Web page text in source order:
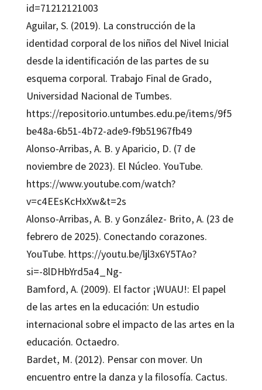
id=71212121003
Aguilar, S. (2019). La construcción de la
identidad corporal de los niños del Nivel Inicial
desde la identificación de las partes de su
esquema corporal. Trabajo Final de Grado,
Universidad Nacional de Tumbes.
https://repositorio.untumbes.edu.pe/items/9f5
be48a-6b51-4b72-ade9-f9b51967fb49
Alonso-Arribas, A. B. y Aparicio, D. (7 de
noviembre de 2023). El Núcleo. YouTube.
https://www.youtube.com/watch?
v=c4EEsKcHxXw&t=2s
Alonso-Arribas, A. B. y González- Brito, A. (23 de
febrero de 2025). Conectando corazones.
YouTube. https://youtu.be/ljl3x6Y5TAo?
si=-8lDHbYrd5a4_Ng-
Bamford, A. (2009). El factor ¡WUAU!: El papel
de las artes en la educación: Un estudio
internacional sobre el impacto de las artes en la
educación. Octaedro.
Bardet, M. (2012). Pensar con mover. Un
encuentro entre la danza y la filosofía. Cactus.